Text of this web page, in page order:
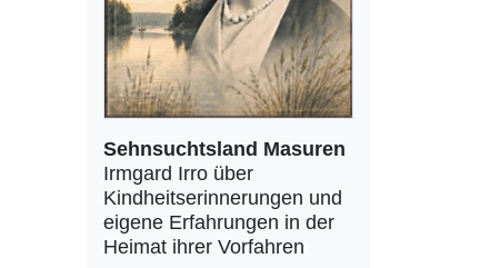
Sehnsuchtsland Masuren
Irmgard Irro über
Kindheitserinnerungen und
eigene Erfahrungen in der
Heimat ihrer Vorfahren